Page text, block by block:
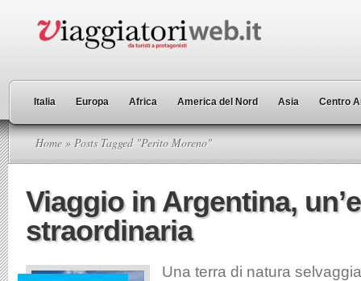
Italia Europa Africa America del Nord Asia Centro
Home » Posts Tagged "Perito Moreno"
Viaggio in Argentina,
straordinaria
Una terra di natura